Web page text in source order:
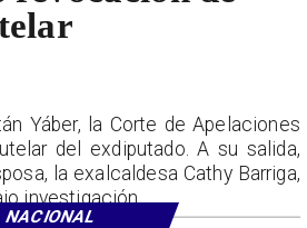
Yáber, la Corte de Apelaciones
del exdiputado. A su salida,
la exalcaldesa Cathy Barriga,
investigación.
NACIONAL